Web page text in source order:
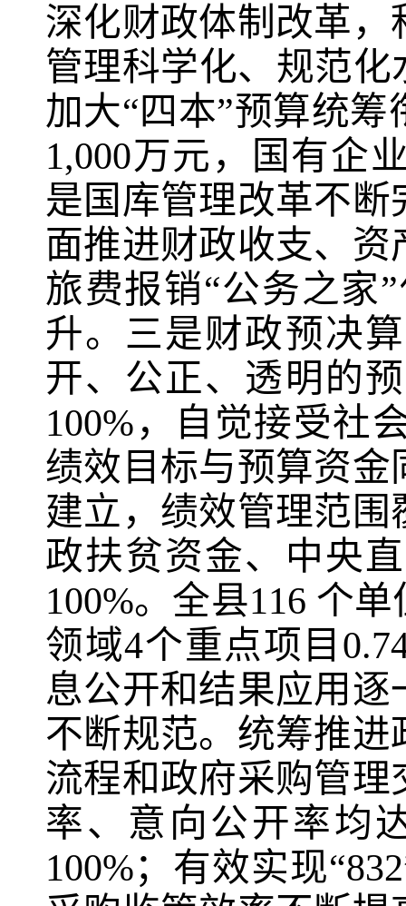
深化财政体制改革
管理科学化、规范
加大“四本”预算统
1,000万元，国有企
是国库管理改革不
面推进财政收支、
旅费报销“公务之家
升。三是财政预决
开、公正、透明的
100% ，自觉接受社
绩效目标与预算资
建立，绩效管理范
政扶贫资金、中央
100%。全县116 个单
领域4个重点项目
息公开和结果应用
不断规范。统筹推
流程和政府采购管
率、意向公开率均
100%；有效实现“832